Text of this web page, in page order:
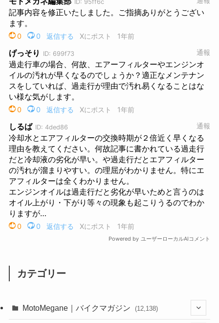
カテゴリー
MotoMegane｜バイクマガジン (12,138)